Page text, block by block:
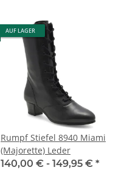
AUF LAGER
Rumpf Stiefel 8940 Miami
(Majorette) Leder
140,00 € - 149,95 € *